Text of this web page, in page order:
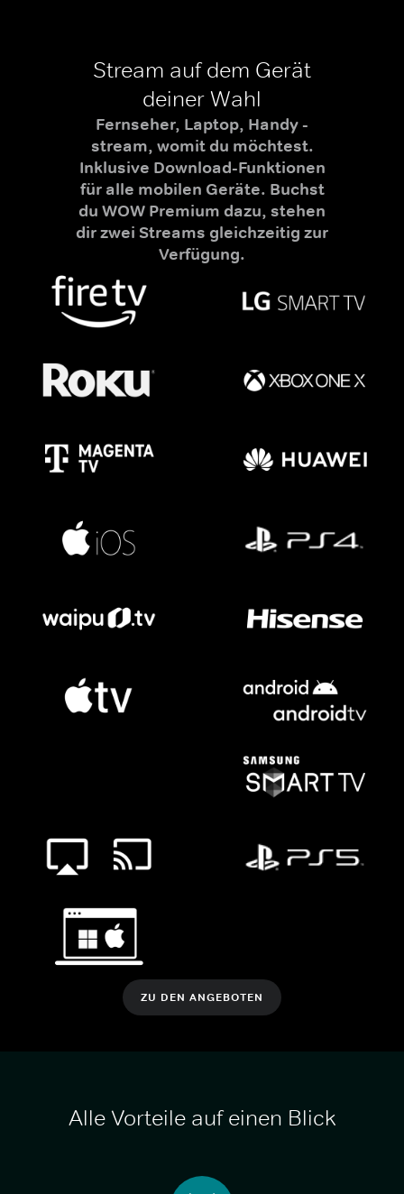
Stream auf dem Gerät
deiner Wahl
Fernseher, Laptop, Handy -
stream, womit du möchtest.
Inklusive Download-Funktionen
für alle mobilen Geräte. Buchst
du WOW Premium dazu, stehen
dir zwei Streams gleichzeitig zur
Verfügung.
ZU DEN ANGEBOTEN
Alle Vorteile auf einen Blick